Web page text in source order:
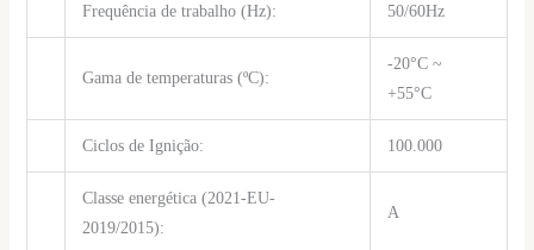
Frequência de trabalho (Hz): 50/60Hz
Gama de temperaturas (ºC):
-20°C ~
+55°C
Ciclos de Ignição: 100.000
Classe energética (2021-EU-
2019/2015):
A